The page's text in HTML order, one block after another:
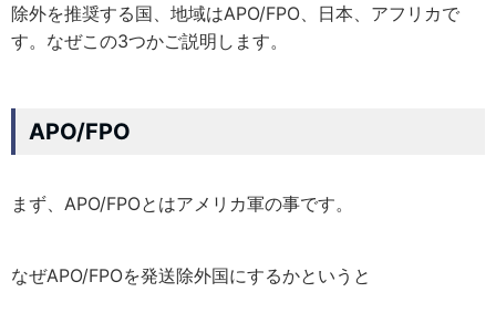
除外を推奨する国、地域はAPO/FPO、日本、アフリカで
す。なぜこの3つかご説明します。
APO/FPO
まず、APO/FPOとはアメリカ軍の事です。
なぜAPO/FPOを発送除外国にするかというと